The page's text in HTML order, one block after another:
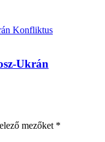
Ukrán
mezőket *